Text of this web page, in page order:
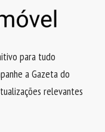
para tudo
a Gazeta do
relevantes